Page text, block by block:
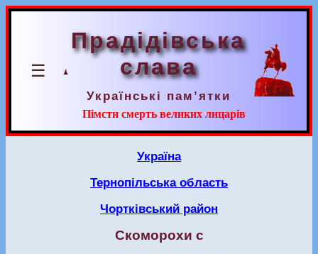
☰
Прадідівська
слава
Українські пам’ятки
Пімсти смерть великих лицарів
Україна
Тернопільська область
Чортківський район
Скоморохи с